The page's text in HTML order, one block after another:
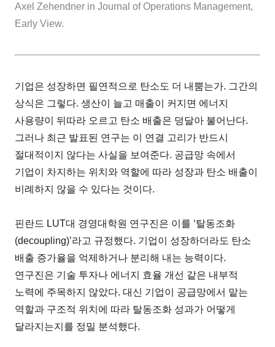
Axel Zehendner in Journal of Operations Management,
Early View.
기업은 성장하면 필연적으로 탄소도 더 내뿜는가. 그간의
상식은 그렇다. 생산이 늘고 매출이 커지면 에너지
사용량이 뒤따라 오르고 탄소 배출은 덩달아 불어난다.
그러나 최근 발표된 연구는 이 연결 고리가 반드시
절대적이지 않다는 사실을 보여준다. 공급망 속에서
기업이 차지하는 위치와 역할에 따라 성장과 탄소 배출이
비례하지 않을 수 있다는 것이다.
핀란드 LUT대 경영대학원 연구진은 이를 ‘탈동조화
(decoupling)’라고 규정했다. 기업이 성장하더라도 탄소
배출 증가율을 억제하거나 분리해 내는 능력이다.
연구진은 기술 투자나 에너지 효율 개선 같은 내부적
노력에 주목하지 않았다. 대신 기업이 공급망에서 맡는
역할과 구조적 위치에 따라 탈동조화 성과가 어떻게
달라지는지를 정밀 분석했다.